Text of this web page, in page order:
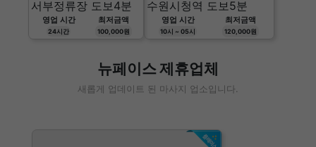
서부정류장 도보4분
영업 시간
24시간
최저금액
100,000원
수원시청역 도보5분
영업 시간
10시 ~ 05시
최저금액
120,000원
뉴페이스 제휴업체
새롭게 업데이트 된 마사지 업소입니다.